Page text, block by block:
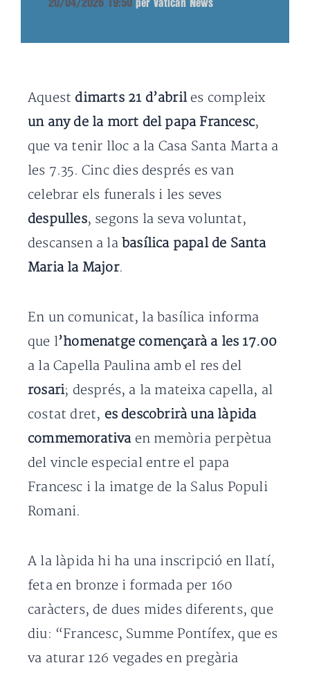
20/04/2026 19:50 per Vatican News
Aquest dimarts 21 d’abril es compleix
un any de la mort del papa Francesc,
que va tenir lloc a la Casa Santa Marta a
les 7.35. Cinc dies després es van
celebrar els funerals i les seves
despulles, segons la seva voluntat,
descansen a la basílica papal de Santa
Maria la Major.
En un comunicat, la basílica informa
que l’homenatge començarà a les 17.00
a la Capella Paulina amb el res del
rosari; després, a la mateixa capella, al
costat dret, es descobrirà una làpida
commemorativa en memòria perpètua
del vincle especial entre el papa
Francesc i la imatge de la Salus Populi
Romani.
A la làpida hi ha una inscripció en llatí,
feta en bronze i formada per 160
caràcters, de dues mides diferents, que
diu: “Francesc, Summe Pontífex, que es
va aturar 126 vegades en pregària